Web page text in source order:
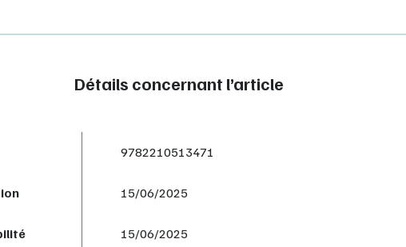
Détails concernant l’article
9782210513471
15/06/2025
15/06/2025